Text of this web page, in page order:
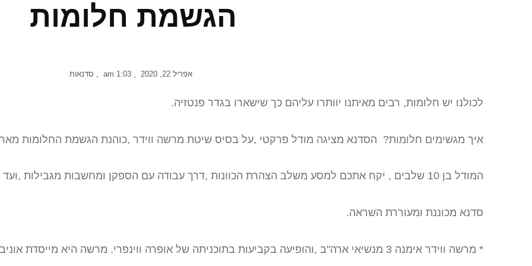
הגשמת חלומות
אפריל 22, 2020 1:03 am סדנאות
לכולנו יש חלומות, רבים מאיתנו יוותרו עליהם כך שישארו בגדר פנטזיה.
איך מגשימים חלומות? הסדנא מציגה מודל פרקטי ,על בסיס שיטת מרשה ווידר ,כוהנת הגשמת החלומות
המודל בן 10 שלבים , יקח אתכם למסע משלב הצהרת הכוונות ,דרך עבודה עם הספקן ומחשבות מגבילות ,ועד שיחרור מהן וקביעת פרויקטים למימוש החלום.
סדנא מכוננת ומעוררת השראה.
* מרשה ווידר אימנה 3 מנשיאי ארה"ב ,והופיעה בקביעות בתוכניתה של אופרה ווינפרי. מרשה היא מייסדת אוניברסיטת החלומות בקלפורניה ,ארה"ב.